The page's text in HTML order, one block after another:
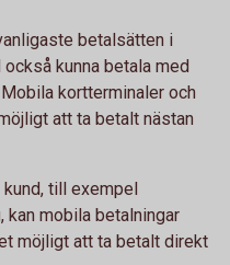
betalsätten i
kunna betala med
kortterminaler och
att ta betalt nästan
till exempel
mobila betalningar
möjligt att ta betalt direkt